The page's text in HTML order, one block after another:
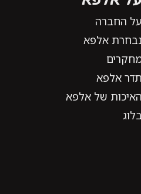
על החברה
נבחרת אלפא
תדר אלפא
האיכות של אלפא
בלוג